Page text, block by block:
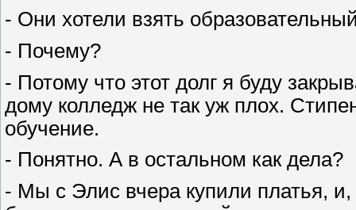
- Они хотели взять
- Почему?
- Потому что этот долг я буду
дому колледж не так уж плох.
обучение.
- Понятно. А в остальном как дела?
- Мы с Элис вчера купили платья,